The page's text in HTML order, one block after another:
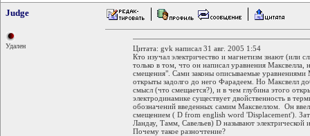
Judge
Удален
Цитата: gvk написал 31 авг. 2005 1:54
Кто изучал электричество и магнетизм знают (или
только в том, что он написал уравнения Максвелла,
смещения". Сами законы описываемые уравнениями
открыты задолго до него Фарадеем. Но Максвелл
смысл (что смещается?), и в чем глубина этого
электродинамике существует двойственность в
обозначений введенных самим Максвеллом. Он ввел
смещением ( D from english word 'Displacement').
Ландау, Тамм, Савельев) D называют
Почему такое разночтение?